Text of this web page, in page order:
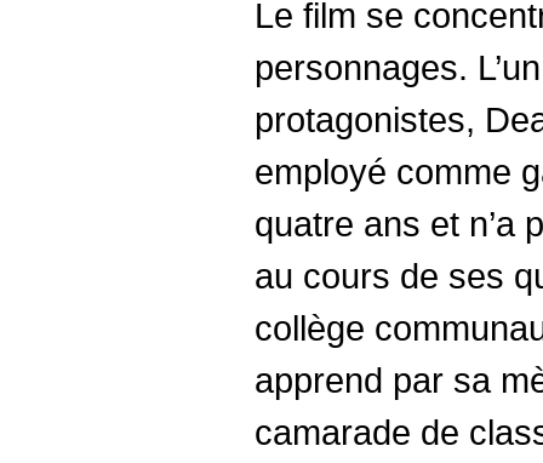
Le film se
personnages.
protagonistes,
employé comme
quatre ans et n’a
au cours de ses
collège
apprend par sa
camarade de